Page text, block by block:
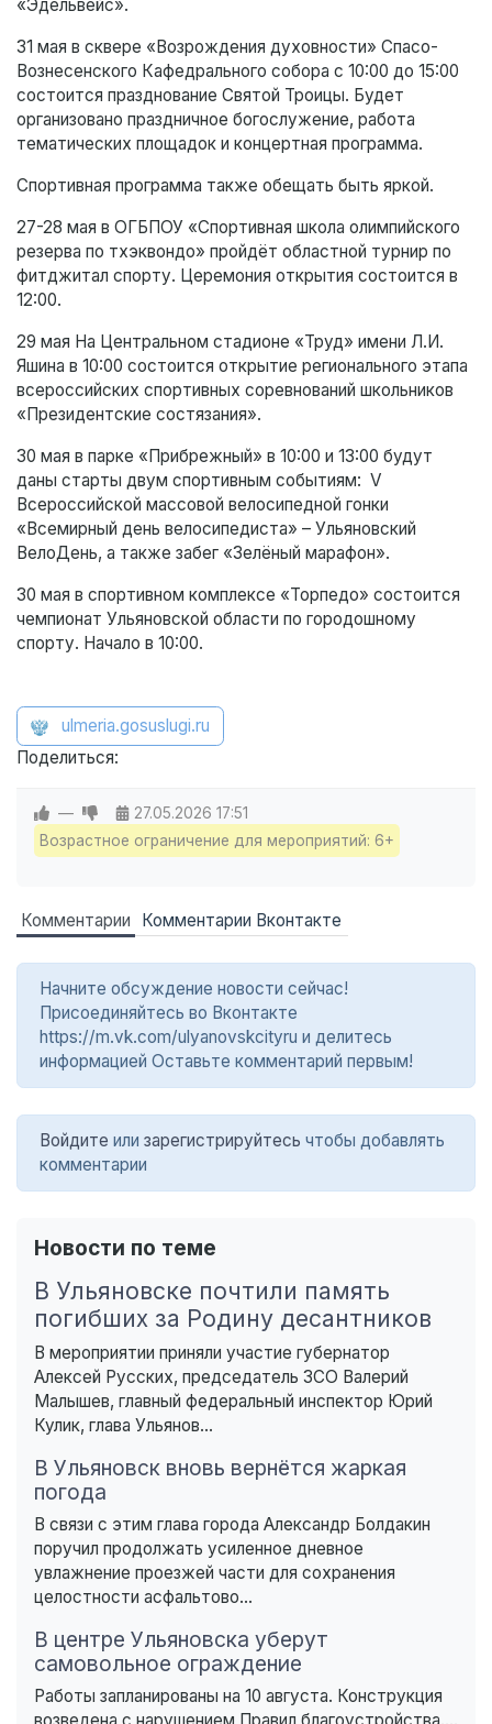
«Эдельвейс».
31 мая в сквере «Возрождения духовности» Спасо-
Вознесенского Кафедрального собора с 10:00 до 15:00
состоится празднование Святой Троицы. Будет
организовано праздничное богослужение, работа
тематических площадок и концертная программа.
Спортивная программа также обещать быть яркой.
27-28 мая в ОГБПОУ «Спортивная школа олимпийского
резерва по тхэквондо» пройдёт областной турнир по
фитджитал спорту. Церемония открытия состоится в
12:00.
29 мая На Центральном стадионе «Труд» имени Л.И.
Яшина в 10:00 состоится открытие регионального этапа
всероссийских спортивных соревнований школьников
«Президентские состязания».
30 мая в парке «Прибрежный» в 10:00 и 13:00 будут
даны старты двум спортивным событиям: V
Всероссийской массовой велосипедной гонки
«Всемирный день велосипедиста» – Ульяновский
ВелоДень, а также забег «Зелёный марафон».
30 мая в спортивном комплексе «Торпедо» состоится
чемпионат Ульяновской области по городошному
спорту. Начало в 10:00.
ulmeria.gosuslugi.ru
Поделиться:
— 27.05.2026 17:51
Возрастное ограничение для мероприятий: 6+
Комментарии Комментарии Вконтакте
Начните обсуждение новости сейчас!
Присоединяйтесь во Вконтакте
https://m.vk.com/ulyanovskcityru и делитесь
информацией Оставьте комментарий первым!
Войдите или зарегистрируйтесь чтобы добавлять
комментарии
Новости по теме
В Ульяновске почтили память
погибших за Родину десантников
В мероприятии приняли участие губернатор
Алексей Русских, председатель ЗСО Валерий
Малышев, главный федеральный инспектор Юрий
Кулик, глава Ульянов...
В Ульяновск вновь вернётся жаркая
погода
В связи с этим глава города Александр Болдакин
поручил продолжать усиленное дневное
увлажнение проезжей части для сохранения
целостности асфальтово...
В центре Ульяновска уберут
самовольное ограждение
Работы запланированы на 10 августа. Конструкция